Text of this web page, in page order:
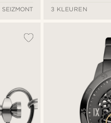
SEIZMONT
3 KLEUREN